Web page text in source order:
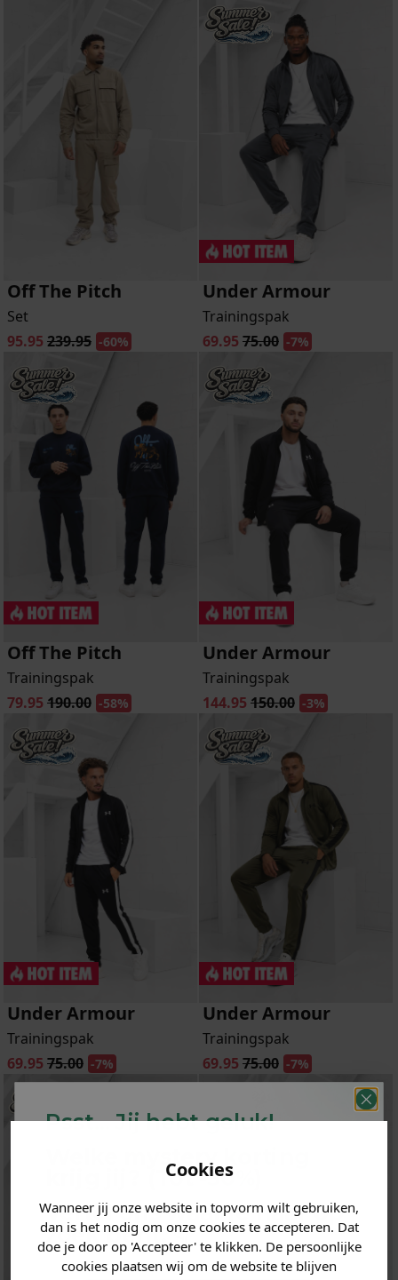
Cookies
Wanneer jij onze website in topvorm wilt gebruiken,
dan is het nodig om onze cookies te accepteren. Dat
doe je door op 'Accepteer' te klikken. De persoonlijke
cookies plaatsen wij om de website te blijven
Off The Pitch
Set
95.95 239.95 -60%
Under Armour
Trainingspak
69.95 75.00 -7%
Off The Pitch
Trainingspak
79.95 190.00 -58%
Under Armour
Trainingspak
144.95 150.00 -3%
Under Armour
Trainingspak
69.95 75.00 -7%
Under Armour
Trainingspak
69.95 75.00 -7%
Psst... Jij hebt geluk!
Welke mystery
krijg jij? (Tot-30%
Vertel ons waar je naar op
zoek bent. 👇